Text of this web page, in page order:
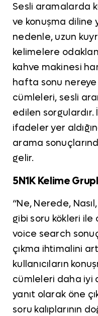
Sesli aramalarda
ve konuşma diline
nedenle, uzun
kelimelere
kahve makinesi
hafta sonu nereye
cümleleri, sesli
edilen
ifadeler yer
arama
gelir.
5N1K Kelime
“Ne, Nerede,
gibi soru kökleri
voice search
çıkma ihtimalini
kullanıcıların
cümleleri daha iyi
yanıt olarak öne
soru kalıplarının